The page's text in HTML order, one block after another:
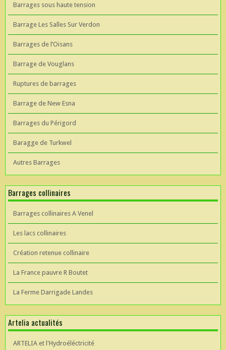
Barrages sous haute tension
Barrage Les Salles Sur Verdon
Barrages de l’Oisans
Barrage de Vouglans
Ruptures de barrages
Barrage de New Esna
Barrages du Périgord
Baragge de Turkwel
Autres Barrages
Barrages collinaires
Barrages collinaires A Venel
Les lacs collinaires
Création retenue collinaire
La France pauvre R Boutet
La Ferme Darrigade Landes
Artelia actualités
ARTELIA et l'Hydroéléctricité